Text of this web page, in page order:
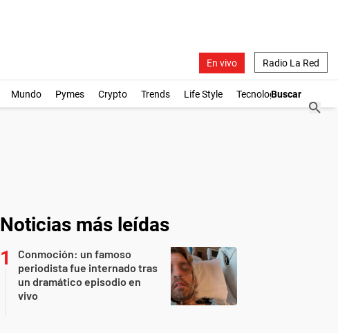
En vivo Radio La Red
Mundo Pymes Crypto Trends Life Style Tecnología
Noticias más leídas
Conmoción: un famoso
periodista fue internado tras
un dramático episodio en
vivo